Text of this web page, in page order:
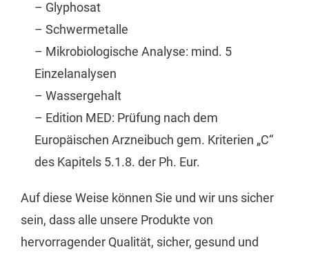
– Glyphosat
– Schwermetalle
– Mikrobiologische Analyse: mind. 5
Einzelanalysen
– Wassergehalt
– Edition MED: Prüfung nach dem
Europäischen Arzneibuch gem. Kriterien „C“
des Kapitels 5.1.8. der Ph. Eur.
Auf diese Weise können Sie und wir uns sicher
sein, dass alle unsere Produkte von
hervorragender Qualität, sicher, gesund und